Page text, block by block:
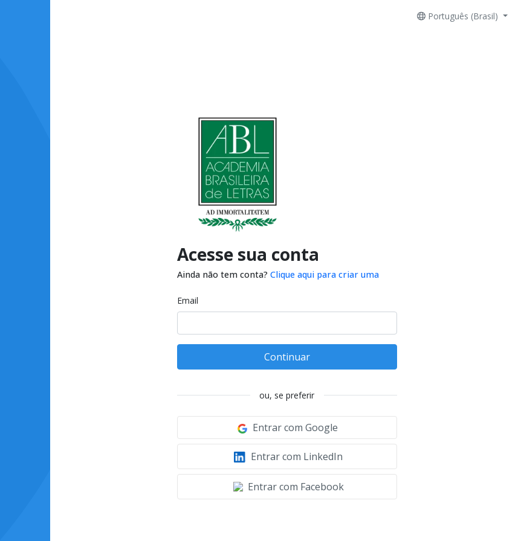
Português (Brasil)
Acesse sua conta
Ainda não tem conta? Clique aqui para criar uma
Email
Continuar
ou, se preferir
Entrar com Google
Entrar com LinkedIn
Entrar com Facebook